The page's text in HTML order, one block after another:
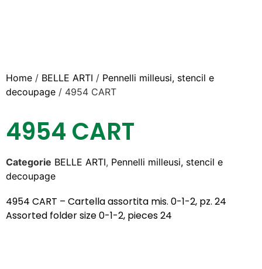
Home / BELLE ARTI / Pennelli milleusi, stencil e
decoupage / 4954 CART
4954 CART
Categorie BELLE ARTI, Pennelli milleusi, stencil e
decoupage
4954 CART – Cartella assortita mis. 0-1-2, pz. 24
Assorted folder size 0-1-2, pieces 24